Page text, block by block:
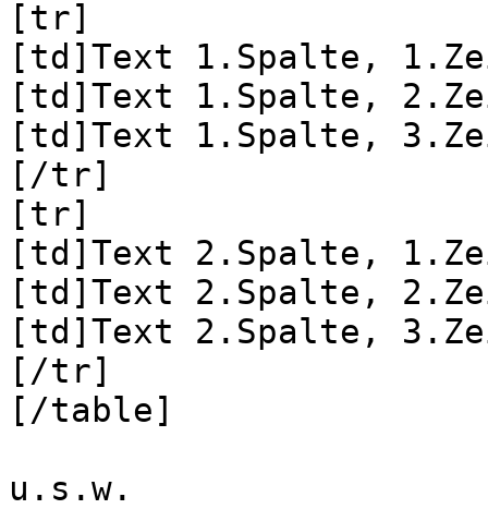
[tr]
[td]Text 1.Spalte,
[td]Text 1.Spalte,
[td]Text 1.Spalte,
[/tr]
[tr]
[td]Text 2.Spalte,
[td]Text 2.Spalte,
[td]Text 2.Spalte,
[/tr]
[/table]
u.s.w.